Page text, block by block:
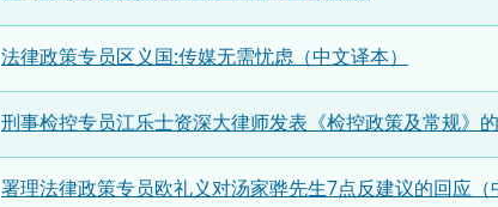
法律政策专员区义国:传媒无需忧虑（中文译本）
刑事检控专员江乐士资深大律师发表《检控政策及常规》
署理法律政策专员欧礼义对汤家骅先生7点反建议的回应（